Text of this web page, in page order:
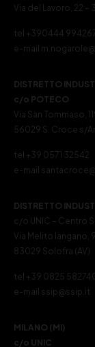
Via del Lavoro, 22 –
tel +390444
e-mail
DISTRETTO
c/o POTECO
Via San Tommaso,
56029 S. Croce s/
tel +39 0571 32542
e-mail
DISTRETTO
c/o UNIC – Centro
Via Melito Iangano, 9
83029 Solofra (AV)
tel +39 0825
e-mail ssip@ssip.it
MILANO (MI)
c/o UNIC